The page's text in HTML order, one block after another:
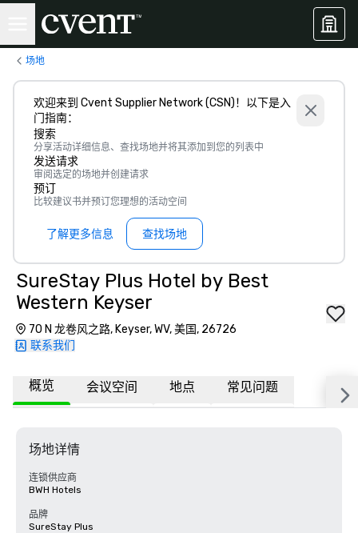
场地
欢迎来到 Cvent Supplier Network (CSN)！以下是入
门指南：
搜索
分享活动详细信息、查找场地并将其添加到您的列表中
发送请求
审阅选定的场地并创建请求
预订
比较建议书并预订您理想的活动空间
了解更多信息 查找场地
SureStay Plus Hotel by Best
Western Keyser
70 N 龙卷风之路, Keyser, WV, 美国, 26726
联系我们
概览 会议空间 地点 常见问题
场地详情
连锁供应商
BWH Hotels
品牌
SureStay Plus